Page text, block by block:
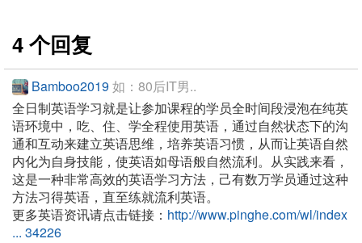
4 个回复
Bamboo2019 如：80后IT男..
全日制英语学习就是让参加课程的学员全时间段浸泡在纯英
语环境中，吃、住、学全程使用英语，通过自然状态下的沟
通和互动来建立英语思维，培养英语习惯，从而让英语自然
内化为自身技能，使英语如母语般自然流利。从实践来看，
这是一种非常高效的英语学习方法，己有数万学员通过这种
方法习得英语，直至练就流利英语。
更多英语资讯请点击链接： http://www.pinghe.com/wl/index
... 34226